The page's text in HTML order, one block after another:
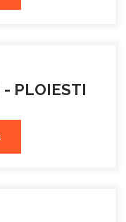
- PLOIESTI